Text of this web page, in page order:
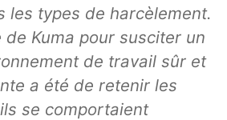
les types de harcèlement.
Kuma pour susciter un
de travail sûr et
a été de retenir les
se comportaient